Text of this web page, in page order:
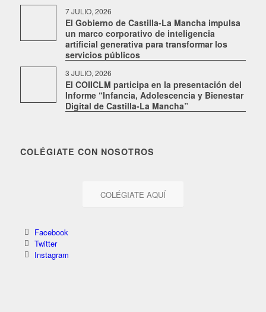
7 JULIO, 2026
El Gobierno de Castilla-La Mancha impulsa
un marco corporativo de inteligencia
artificial generativa para transformar los
servicios públicos
3 JULIO, 2026
El COIICLM participa en la presentación del
Informe “Infancia, Adolescencia y Bienestar
Digital de Castilla-La Mancha”
COLÉGIATE CON NOSOTROS
COLÉGIATE AQUÍ
Facebook
Twitter
Instagram